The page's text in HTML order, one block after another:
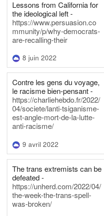
Lessons from California for
the ideological left -
https://www.persuasion.co
mmunity/p/why-democrats-
are-recalling-their
8 juin 2022
Contre les gens du voyage,
le racisme bien-pensant -
https://charliehebdo.fr/2022/
04/societe/lanti-tsiganisme-
est-angle-mort-de-la-lutte-
anti-racisme/
9 avril 2022
The trans extremists can be
defeated -
https://unherd.com/2022/04/
the-week-the-trans-spell-
was-broken/